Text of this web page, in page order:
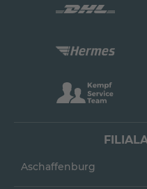
Aschaffenburg